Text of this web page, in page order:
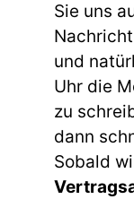
Sie uns
und
Uhr die
zu
dann
Sobald